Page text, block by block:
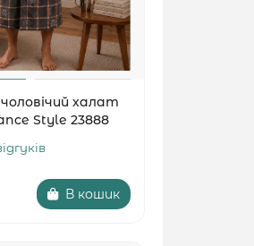
халат
Style 23888
В кошик